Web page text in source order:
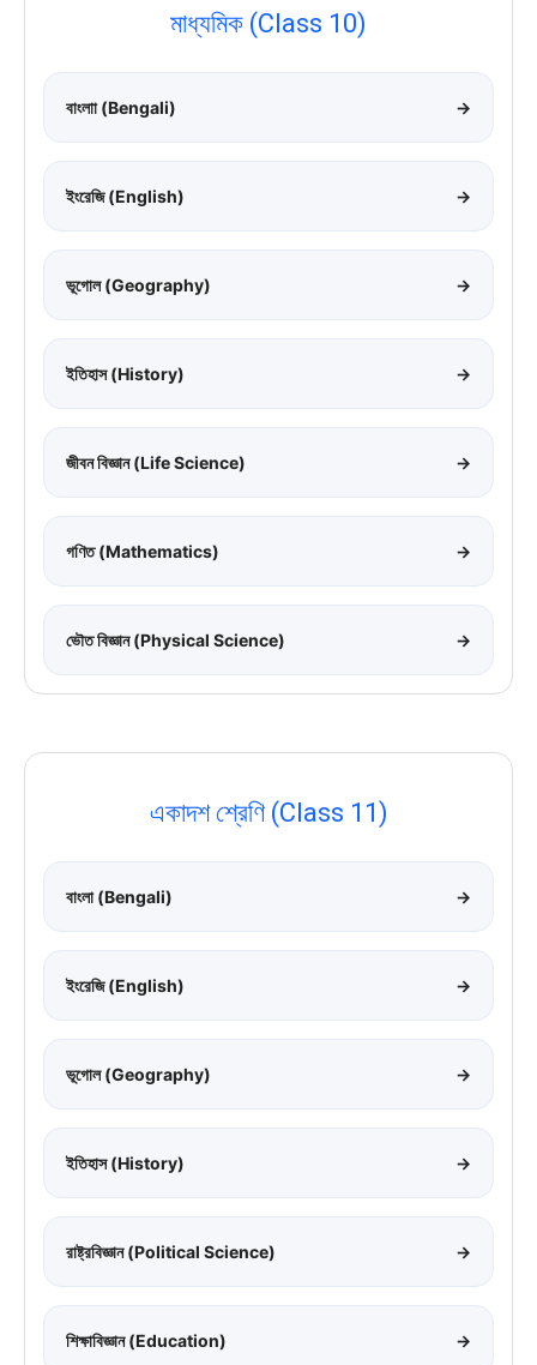
মাধ্যমিক (Class 10)
বাংলাা (Bengali) →
ইংরেজি (English) →
ভূগোল (Geography) →
ইতিহাস (History) →
জীবন বিজ্ঞান (Life Science) →
গণিত (Mathematics) →
ভৌত বিজ্ঞান (Physical Science) →
একাদশ শ্রেণি (Class 11)
বাংলা (Bengali) →
ইংরেজি (English) →
ভূগোল (Geography) →
ইতিহাস (History) →
রাষ্ট্রবিজ্ঞান (Political Science) →
শিক্ষাবিজ্ঞান (Education) →